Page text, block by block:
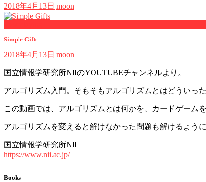
2018年4月13日 moon
Simple Gifts
2018年4月13日 moon
国立情報学研究所NIIのYOUTUBEチャンネルより。
アルゴリズム入門。そもそもアルゴリズムとはどういっ
この動画では、アルゴリズムとは何かを、カードゲーム
アルゴリズムを変えると解けなかった問題も解けるよう
国立情報学研究所NII
https://www.nii.ac.jp/
Books